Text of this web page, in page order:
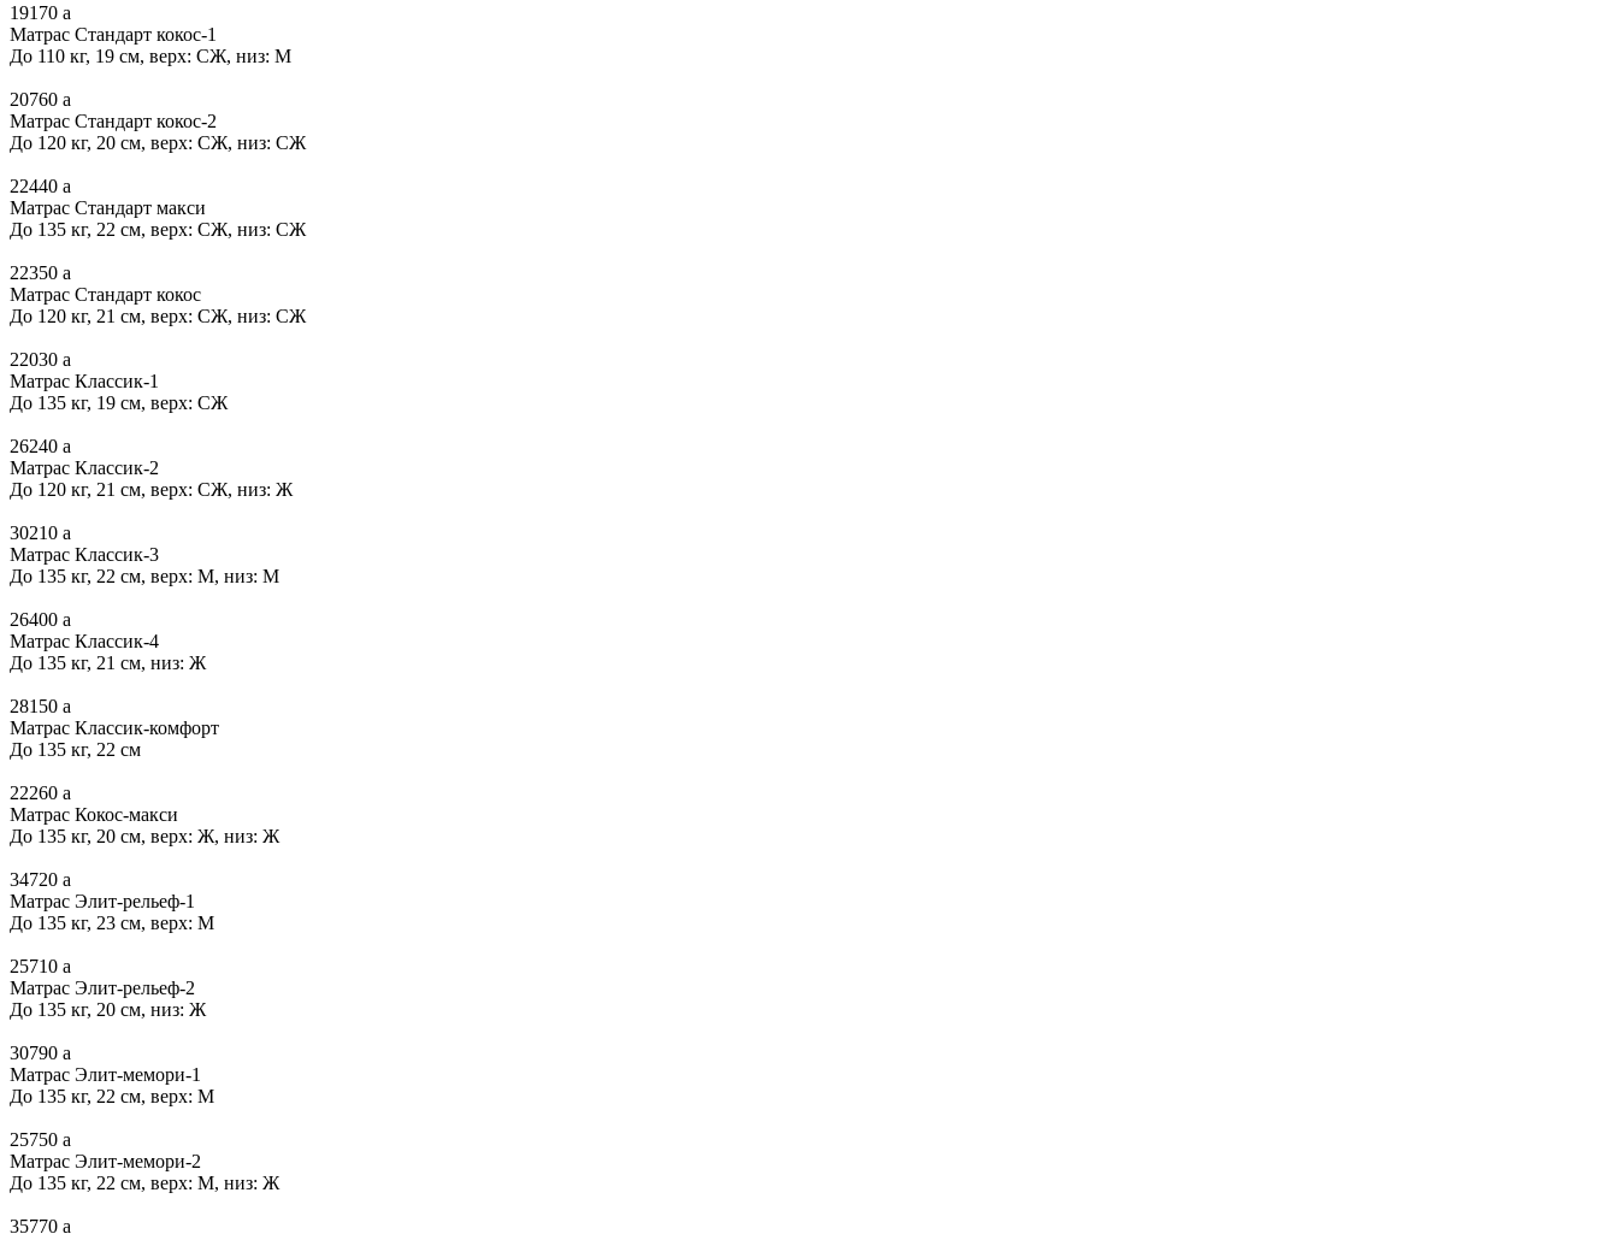
19170 a
Матрас Стандарт кокос-1
До 110 кг, 19 см, верх: СЖ, низ: М
20760 a
Матрас Стандарт кокос-2
До 120 кг, 20 см, верх: СЖ, низ: СЖ
22440 a
Матрас Стандарт макси
До 135 кг, 22 см, верх: СЖ, низ: СЖ
22350 a
Матрас Стандарт кокос
До 120 кг, 21 см, верх: СЖ, низ: СЖ
22030 a
Матрас Классик-1
До 135 кг, 19 см, верх: СЖ
26240 a
Матрас Классик-2
До 120 кг, 21 см, верх: СЖ, низ: Ж
30210 a
Матрас Классик-3
До 135 кг, 22 см, верх: М, низ: М
26400 a
Матрас Классик-4
До 135 кг, 21 см, низ: Ж
28150 a
Матрас Классик-комфорт
До 135 кг, 22 см
22260 a
Матрас Кокос-макси
До 135 кг, 20 см, верх: Ж, низ: Ж
34720 a
Матрас Элит-рельеф-1
До 135 кг, 23 см, верх: М
25710 a
Матрас Элит-рельеф-2
До 135 кг, 20 см, низ: Ж
30790 a
Матрас Элит-мемори-1
До 135 кг, 22 см, верх: М
25750 a
Матрас Элит-мемори-2
До 135 кг, 22 см, верх: М, низ: Ж
35770 a